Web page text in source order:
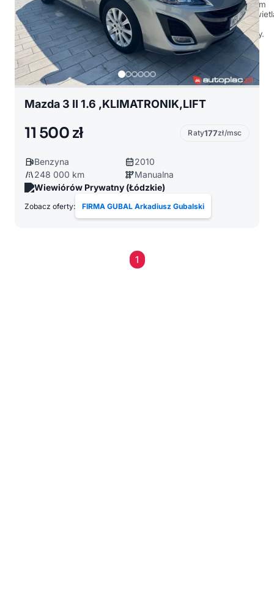
Mazda 3 II 1.6 ,KLIMATRONIK,LIFT
11 500 zł Raty177zł/msc
Benzyna
2010
248 000 km
Manualna
Wiewiórów Prywatny (Łódzkie)
Zobacz oferty: FIRMA GUBAL Arkadiusz Gubalski
1